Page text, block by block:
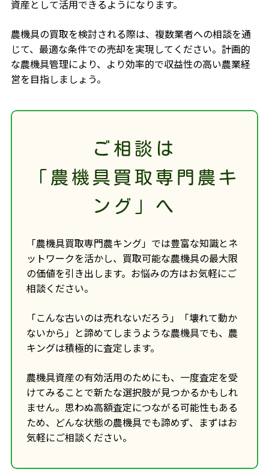
資産として活用できるようになります。
農機具の買取を検討される際は、複数業者への相談を通
じて、最適な条件での売却を実現してください。計画的
な農機具管理により、より効率的で収益性の高い農業経
営を目指しましょう。
ご相談は
「農機具買取専門農キ
ング」へ
「農機具買取専門農キング」では豊富な知識とネ
ットワークを活かし、買取可能な農機具の最大限
の価値を引き出します。お悩みの方はお気軽にご
相談ください。
「こんな古いのは売れないだろう」「壊れて動か
ないから」と諦めてしまうような農機具でも、農
キングは積極的に査定します。
農機具資産の有効活用のためにも、一度査定を受
けてみることで新たな選択肢が見つかるかもしれ
ません。思わぬ高額査定につながる可能性もある
ため、どんな状態の農機具でも諦めず、まずはお
気軽にご相談ください。